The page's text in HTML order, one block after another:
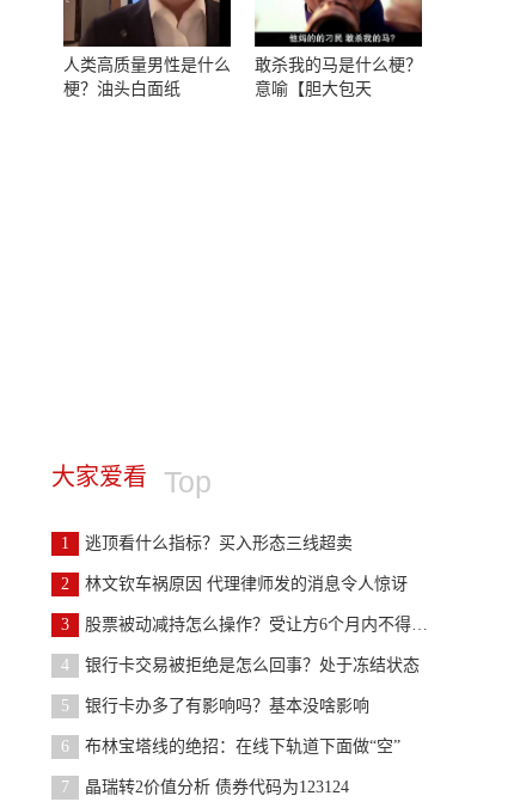
人类高质量男性是什么
梗？油头白面纸
敢杀我的马是什么梗？
意喻【胆大包天
大家爱看 Top
1 逃顶看什么指标？买入形态三线超卖
2 林文钦车祸原因 代理律师发的消息令人惊讶
3 股票被动减持怎么操作？受让方6个月内不得转让
4 银行卡交易被拒绝是怎么回事？处于冻结状态
5 银行卡办多了有影响吗？基本没啥影响
6 布林宝塔线的绝招：在线下轨道下面做“空”
7 晶瑞转2价值分析 债券代码为123124